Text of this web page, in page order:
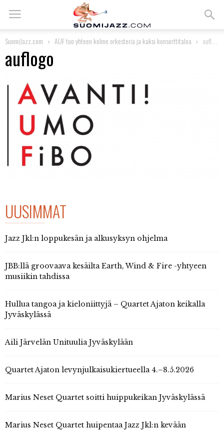
SuomiJazz.com AUF tuo yhteen kolme orkesteria ja kaksi konserttitaloa auflogo
auflogo
UUSIMMAT
Jazz Jkl:n loppukesän ja alkusyksyn ohjelma
JBB:llä groovaava kesäilta Earth, Wind & Fire -yhtyeen
musiikin tahdissa
Hullua tangoa ja kieloniittyjä – Quartet Ajaton keikalla
Jyväskylässä
Aili Järvelän Unituulia Jyväskylään
Quartet Ajaton levynjulkaisukiertueella 4.–8.5.2026
Marius Neset Quartet soitti huippukeikan Jyväskylässä
Marius Neset Quartet huipentaa Jazz Jkl:n kevään